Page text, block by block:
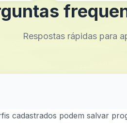
Respostas rápidas para
cadastrados podem salvar